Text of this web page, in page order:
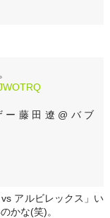
藤田遼@バブ
アルビレックス」い
かな(笑)。